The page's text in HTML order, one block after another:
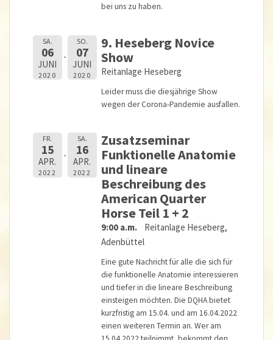
bei uns zu haben.
SA.
06
JUNI
2020
SO.
07
JUNI
2020
9. Heseberg Novice
Show
Reitanlage Heseberg
Leider muss die diesjährige Show
wegen der Corona-Pandemie ausfallen.
FR.
15
APR.
2022
SA.
16
APR.
2022
Zusatzseminar
Funktionelle Anatomie
und lineare
Beschreibung des
American Quarter
Horse Teil 1 + 2
9:00 a.m.
Reitanlage Heseberg,
Adenbüttel
Eine gute Nachricht für alle die sich für
die funktionelle Anatomie interessieren
und tiefer in die lineare Beschreibung
einsteigen möchten. Die DQHA bietet
kurzfristig am 15.04. und am 16.04.2022
einen weiteren Termin an. Wer am